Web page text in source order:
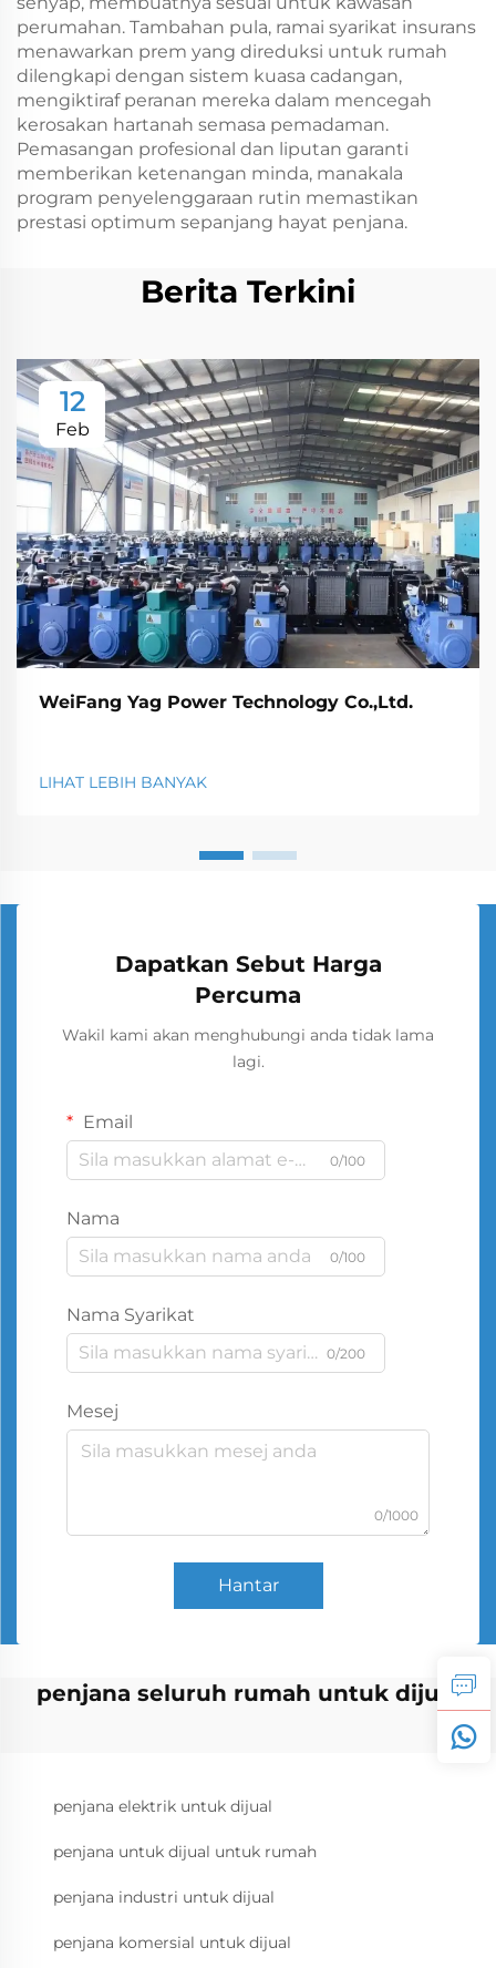
perumahan. Tambahan pula, ramai syarikat insurans
menawarkan prem yang direduksi untuk rumah
dilengkapi dengan sistem kuasa cadangan,
mengiktiraf peranan mereka dalam mencegah
kerosakan hartanah semasa pemadaman.
Pemasangan profesional dan liputan garanti
memberikan ketenangan minda, manakala
program penyelenggaraan rutin memastikan
prestasi optimum sepanjang hayat penjana.
Berita Terkini
12
Feb
WeiFang Yag Power Technology Co.,Ltd.
LIHAT LEBIH BANYAK
Dapatkan Sebut Harga
Percuma
Wakil kami akan menghubungi anda tidak lama
lagi.
Email
0/100
Nama
0/100
Nama Syarikat
0/200
Mesej
0/1000
Hantar
penjana seluruh rumah untuk dijual
penjana elektrik untuk dijual
penjana untuk dijual untuk rumah
penjana industri untuk dijual
penjana komersial untuk dijual